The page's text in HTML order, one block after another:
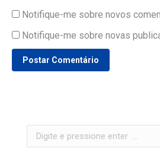
Notifique-me sobre novos
Notifique-me sobre novas
Postar Comentário
Search: